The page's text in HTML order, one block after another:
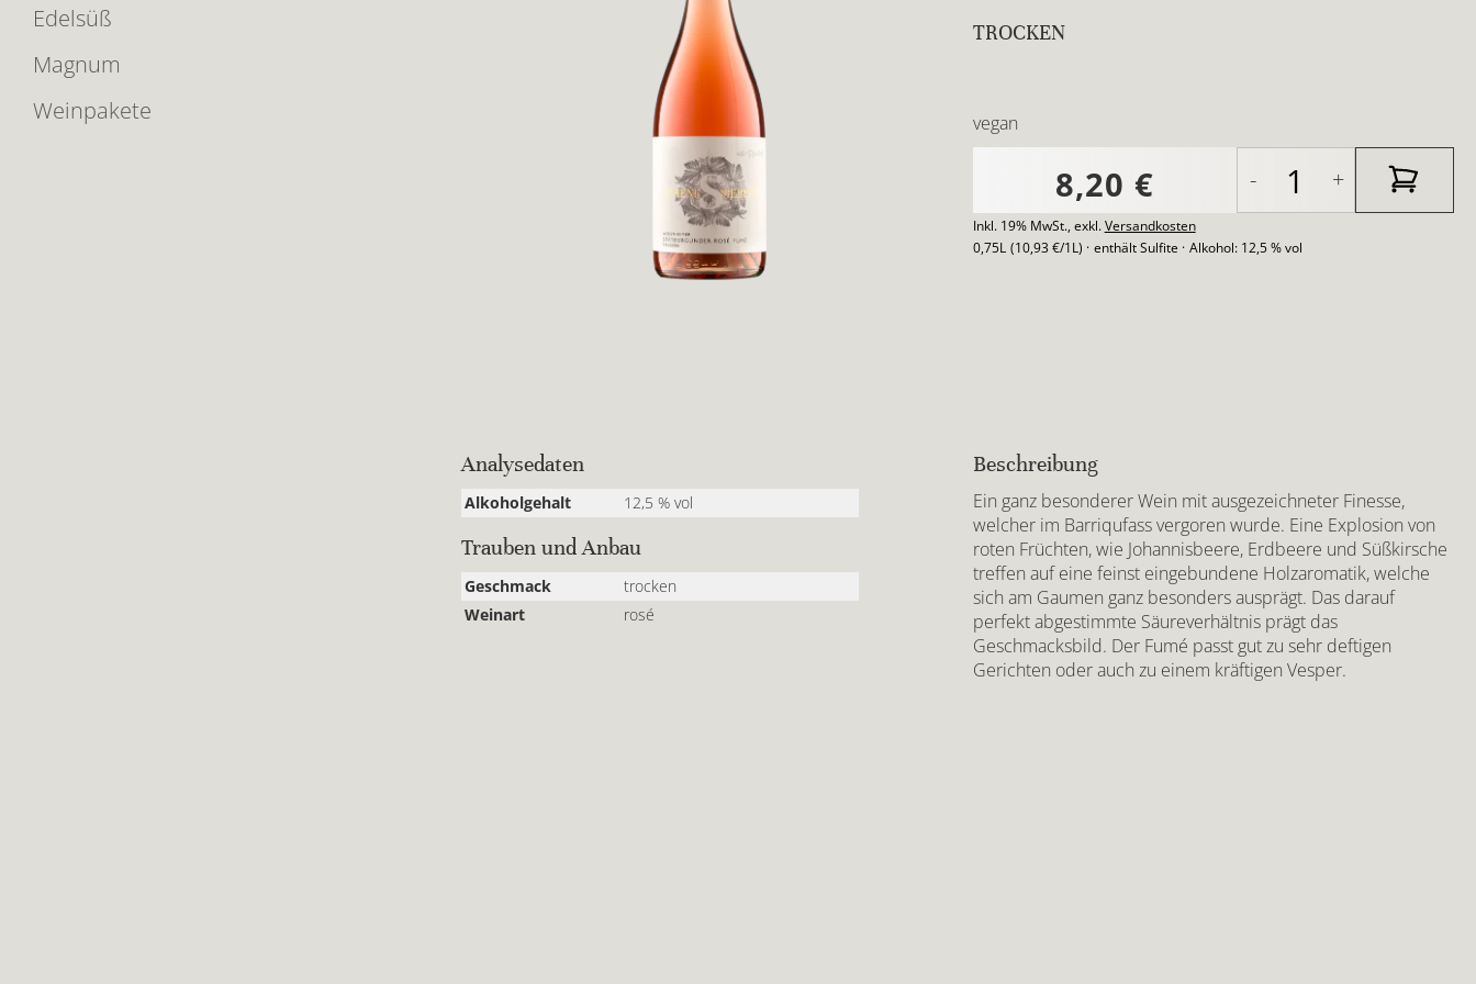
TROCKEN
vegan
8,20 €
Inkl. 19% MwSt., exkl.Versandkosten
- +
0,75L (10,93 €/1L) enthält Sulfite Alkohol: 12,5 % vol
Beschreibung
Ein ganz besonderer Wein mit ausgezeichneter Finesse,
welcher im Barriqufass vergoren wurde. Eine Explosion von
roten Früchten, wie Johannisbeere, Erdbeere und Süßkirsche
treffen auf eine feinst eingebundene Holzaromatik, welche
sich am Gaumen ganz besonders ausprägt. Das darauf
perfekt abgestimmte Säureverhältnis prägt das
Geschmacksbild. Der Fumé passt gut zu sehr deftigen
Gerichten oder auch zu einem kräftigen Vesper.
Analysedaten
Alkoholgehalt 12,5 % vol
Trauben und Anbau
Geschmack
trocken
Weinart
rosé
Edelsüß
Magnum
Weinpakete